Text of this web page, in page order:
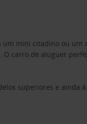
mini citadino ou um
carro de aluguer
superiores e ainda